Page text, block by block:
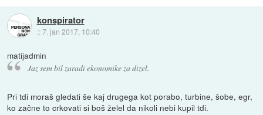
konspirator
::7. jan 2017, 10:40
matijadmin
Jaz sem bil zaradi ekonomike za dizel.
Pri tdi moraš gledati še kaj drugega kot porabo, turbine, šobe, egr,
ko začne to crkovati si boš želel da nikoli nebi kupil tdi.